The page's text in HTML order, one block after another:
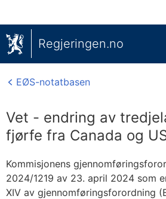
Regjeringen.no
EØS-notatbasen
Vet - endring av
fjørfe fra Canada og
Kommisjonens
2024/1219 av 23. april 2024 som
XIV av gjennomføringsforordning